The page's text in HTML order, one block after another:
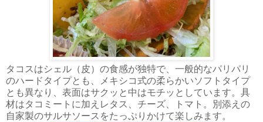
タコスはシェル（皮）の食感が独特で、一般的なパリパリ
のハードタイプとも、メキシコ式の柔らかいソフトタイプ
とも異なり、表面はサクッと中はモチッとしています。具
材はタコミートに加えレタス、チーズ、トマト。別添えの
自家製のサルサソースをたっぷりかけて楽しみます。